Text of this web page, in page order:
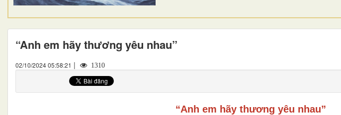
“Anh em hãy thương yêu nhau”
02/10/2024 05:58:21 | 1310
“Anh em hãy thương yêu nhau”